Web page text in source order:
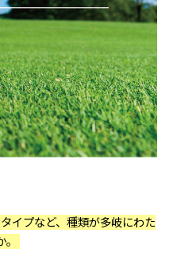
イプなど、種類が多岐にわた